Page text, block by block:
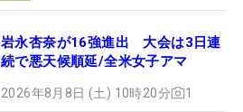
岩永杏奈が16強進出 大会は3日連
続で悪天候順延/全米女子アマ
2026年8月8日 (土) 10時20分 1